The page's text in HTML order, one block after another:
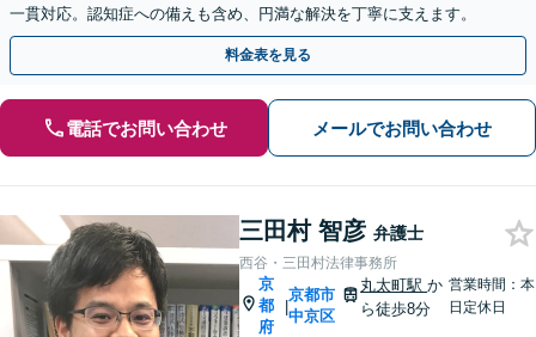
一貫対応。認知症への備えも含め、円満な解決を丁寧に支えます。
料金表を見る
電話でお問い合わせ メールでお問い合わせ
三田村 智彦 弁護士
西谷・三田村法律事務所
京
都
府
|
京都市
中京区
丸太町駅か
ら徒歩8分
営業時間：本
日定休日